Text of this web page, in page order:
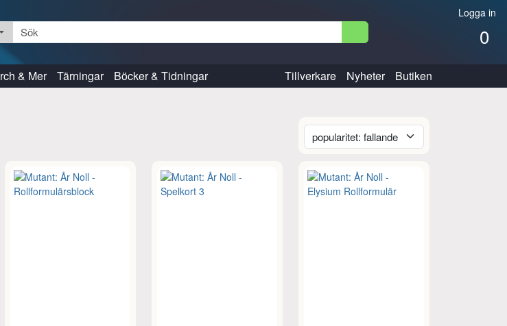
Logga in
0
& Mer Tärningar Böcker & Tidningar Tillverkare Nyheter Butiken